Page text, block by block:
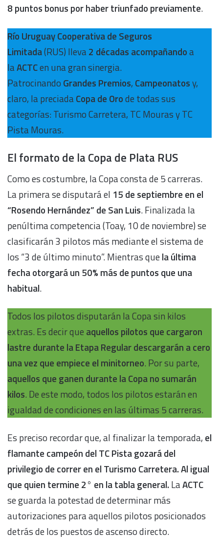
8 puntos bonus por haber triunfado previamente.
Río Uruguay Cooperativa de Seguros
Limitada(RUS) lleva2 décadas acompañandoa
laACTCen una gran sinergia.
Patrocinando Grandes Premios, Campeonatosy,
claro, la preciadaCopa de Orode todas sus
categorías: Turismo Carretera, TC Mouras y TC
Pista Mouras.
El formato de la Copa de Plata RUS
Como es costumbre, la Copa consta de 5 carreras.
La primera se disputará el 15 de septiembre en el
“Rosendo Hernández” de San Luis. Finalizada la
penúltima competencia (Toay, 10 de noviembre) se
clasificarán 3 pilotos más mediante el sistema de
los “3 de último minuto”. Mientras quela última
fecha otorgará un 50% más de puntos que una
habitual.
Todos los pilotos disputarán la Copa sin kilos
extras. Es decir que aquellos pilotos que cargaron
lastre durante la Etapa Regular descargarán a cero
una vez que empiece el minitorneo. Por su parte,
aquellos que ganen durante la Copa no sumarán
kilos. De este modo, todos los pilotos estarán en
igualdad de condiciones en las últimas 5 carreras.
Es preciso recordar que, al finalizar la temporada, el
flamante campeón del TC Pista gozará del
privilegio de correr en el Turismo Carretera. Al igual
que quien termine 2° en la tabla general. LaACTC
se guarda la potestad de determinar más
autorizaciones para aquellos pilotos posicionados
detrás de los puestos de ascenso directo.